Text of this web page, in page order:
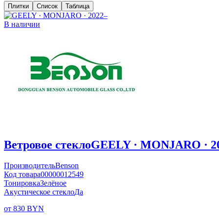
Плитки Список Таблица
В наличии
Ветровое стеклоGEELY · MONJARO ·
ПроизводительBenson
Код товара00000012549
ТонировкаЗелёное
Акустическое стеклоДа
от 830 BYN